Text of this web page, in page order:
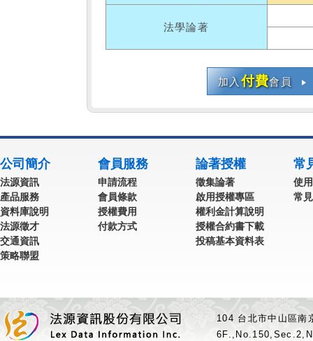
法學論著
加入付費會員
公司簡介
法源資訊
產品服務
資料庫說明
法源徵才
交通資訊
策略聯盟
會員服務
申請流程
會員條款
授權費用
付款方式
論著授權
徵集論著
啟用授權專區
權利金計算說明
授權合約書下載
投稿基本資料表
常
使
常
104 台北市中山區